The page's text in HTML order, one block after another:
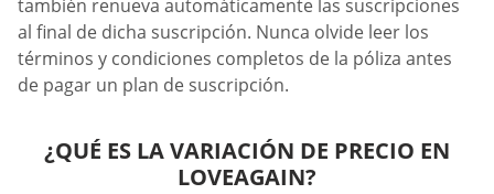
también renueva automáticamente las suscripciones
al final de dicha suscripción. Nunca olvide leer los
términos y condiciones completos de la póliza antes
de pagar un plan de suscripción.
¿QUÉ ES LA VARIACIÓN DE PRECIO EN
LOVEAGAIN?